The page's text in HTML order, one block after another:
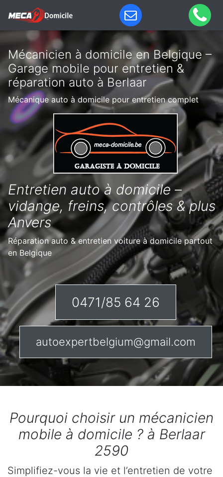
Mécanicien à domicile en Belgique –
Garage mobile pour entretien &
réparation auto à Berlaar
Mécanique auto à domicile pour entretien complet
Entretien auto à domicile –
vidange, freins, contrôles & plus
Anvers
Réparation auto & entretien voiture à domicile partout
en Belgique
0471/85 64 26
autoexpertbelgium@gmail.com
Pourquoi choisir un mécanicien
mobile à domicile ? à Berlaar
2590
Simplifiez-vous la vie et l’entretien de votre